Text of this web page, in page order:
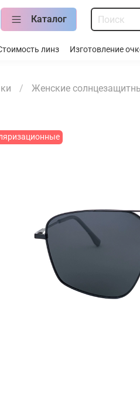
Каталог
линз Изготовление
Женские